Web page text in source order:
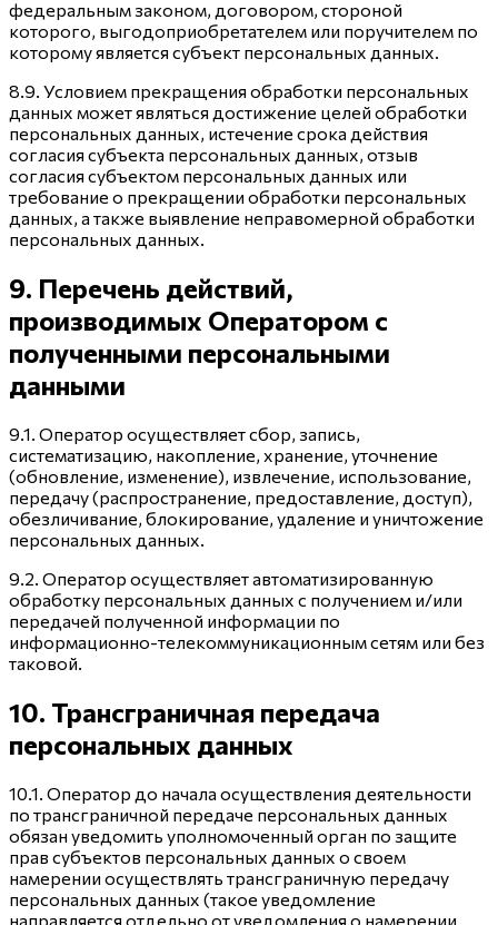
федеральным законом, договором, стороной
которого, выгодоприобретателем или поручителем по
которому является субъект персональных данных.
8.9. Условием прекращения обработки персональных
данных может являться достижение целей обработки
персональных данных, истечение срока действия
согласия субъекта персональных данных, отзыв
согласия субъектом персональных данных или
требование о прекращении обработки персональных
данных, а также выявление неправомерной обработки
персональных данных.
9. Перечень действий,
производимых Оператором с
полученными персональными
данными
9.1. Оператор осуществляет сбор, запись,
систематизацию, накопление, хранение, уточнение
(обновление, изменение), извлечение, использование,
передачу (распространение, предоставление, доступ),
обезличивание, блокирование, удаление и уничтожение
персональных данных.
9.2. Оператор осуществляет автоматизированную
обработку персональных данных с получением и/или
передачей полученной информации по
информационно-телекоммуникационным сетям или без
таковой.
10. Трансграничная передача
персональных данных
10.1. Оператор до начала осуществления деятельности
по трансграничной передаче персональных данных
обязан уведомить уполномоченный орган по защите
прав субъектов персональных данных о своем
намерении осуществлять трансграничную передачу
персональных данных (такое уведомление
направляется отдельно от уведомления о намерении